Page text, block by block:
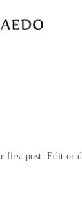
first post. Edit or